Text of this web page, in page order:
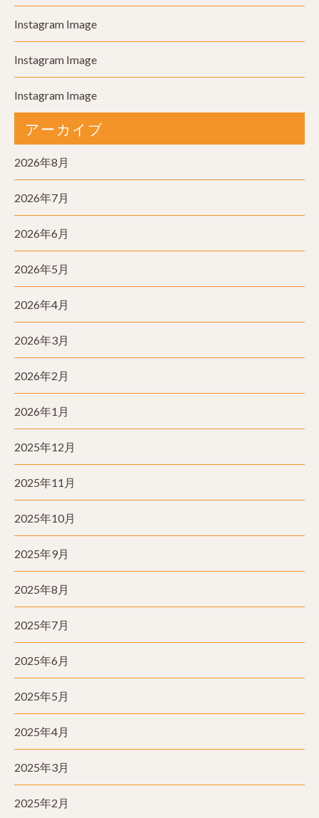
Instagram Image
Instagram Image
Instagram Image
アーカイブ
2026年8月
2026年7月
2026年6月
2026年5月
2026年4月
2026年3月
2026年2月
2026年1月
2025年12月
2025年11月
2025年10月
2025年9月
2025年8月
2025年7月
2025年6月
2025年5月
2025年4月
2025年3月
2025年2月